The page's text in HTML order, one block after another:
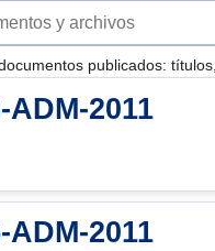
publicados:
ADM-2011
ADM-2011